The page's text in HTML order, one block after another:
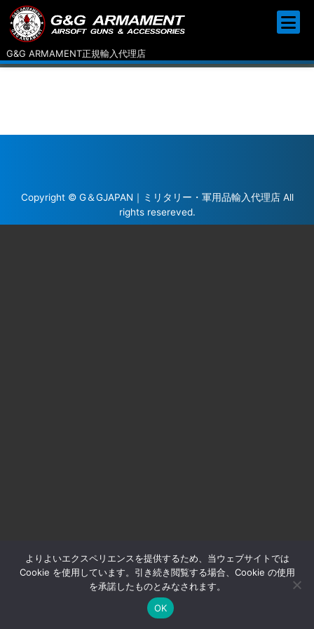
G&G ARMAMENT正規輸入代理店
Copyright © G＆GJAPAN｜ミリタリー・軍用品輸入代理店 All
rights resereved.
よりよいエクスペリエンスを提供するため、当ウェブサイトでは
Cookie を使用しています。引き続き閲覧する場合、Cookie の使用
を承諾したものとみなされます。
OK